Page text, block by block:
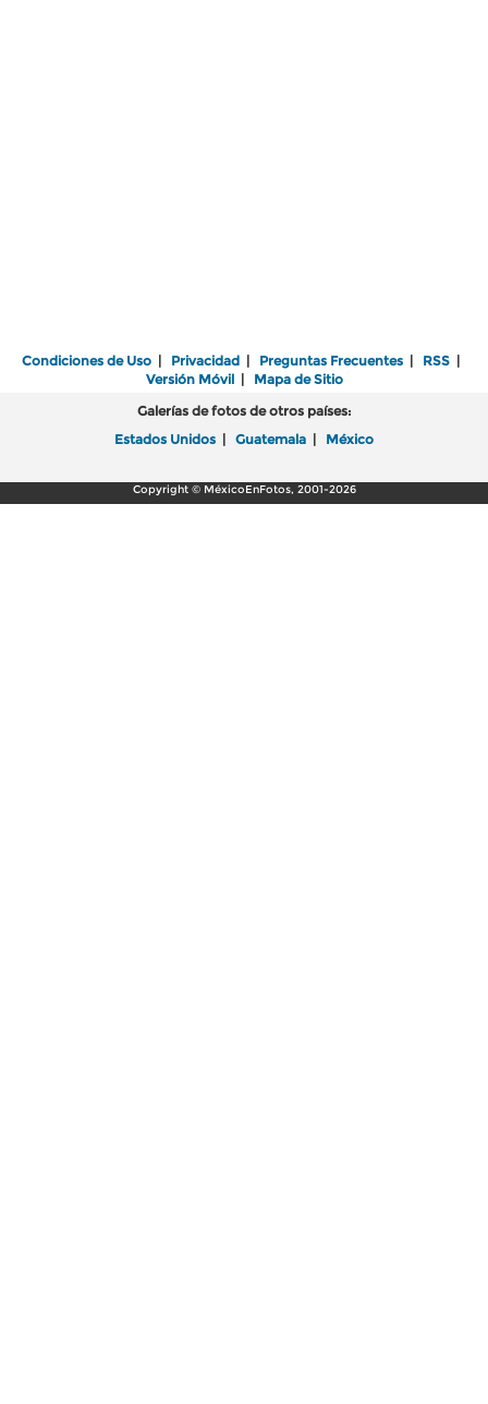
Condiciones de Uso | Privacidad | Preguntas Frecuentes | RSS |
Versión Móvil| Mapa de Sitio
Galerías de fotos de otros países:
Estados Unidos | Guatemala | México
Copyright © MéxicoEnFotos, 2001-2026